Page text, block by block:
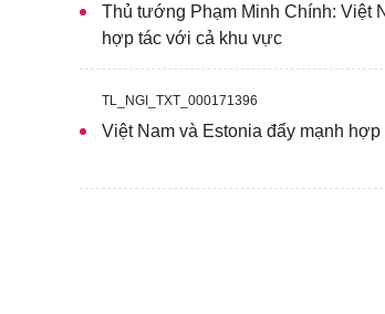
Thủ tướng Phạm Minh Chính: Việt
hợp tác với cả khu vực
TL_NGI_TXT_000171396
Việt Nam và Estonia đẩy mạnh